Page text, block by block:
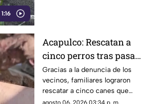
1:16
señalando que representa un
peligro constante ante el inicio
de la temporada de lluvias y el
próximo regreso a clases.
Acapulco: Rescatan a
cinco perros tras pasar
seis días encerrados
por el fallecimiento de
su dueño
Gracias a la denuncia de los
vecinos, familiares lograron
rescatar a cinco canes que
habían quedado atrapados al
agosto 06, 2026 03:34 p. m.